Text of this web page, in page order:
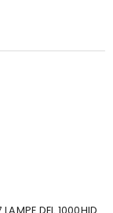
DEL 1000HID